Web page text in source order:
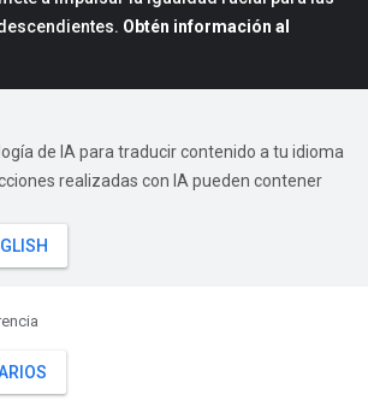
Obtén información al
de IA para traducir contenido a tu idioma
realizadas con IA pueden contener